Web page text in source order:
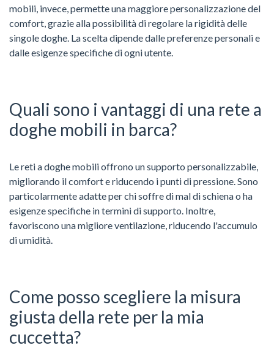
mobili, invece, permette una maggiore personalizzazione del
comfort, grazie alla possibilità di regolare la rigidità delle
singole doghe. La scelta dipende dalle preferenze personali e
dalle esigenze specifiche di ogni utente.
Quali sono i vantaggi di una rete a
doghe mobili in barca?
Le reti a doghe mobili offrono un supporto personalizzabile,
migliorando il comfort e riducendo i punti di pressione. Sono
particolarmente adatte per chi soffre di mal di schiena o ha
esigenze specifiche in termini di supporto. Inoltre,
favoriscono una migliore ventilazione, riducendo l'accumulo
di umidità.
Come posso scegliere la misura
giusta della rete per la mia
cuccetta?